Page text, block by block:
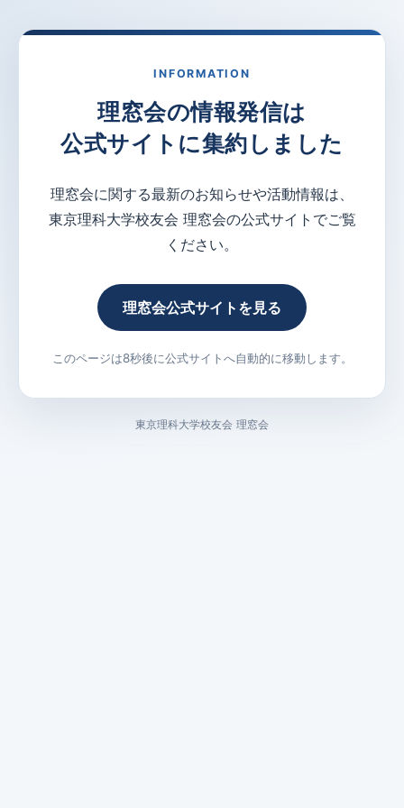
INFORMATION
理窓会の情報発信は
公式サイトに集約しました
理窓会に関する最新のお知らせや活動情報は、
東京理科大学校友会 理窓会の公式サイトでご覧
ください。
理窓会公式サイトを見る
このページは8秒後に公式サイトへ自動的に移動します。
東京理科大学校友会 理窓会